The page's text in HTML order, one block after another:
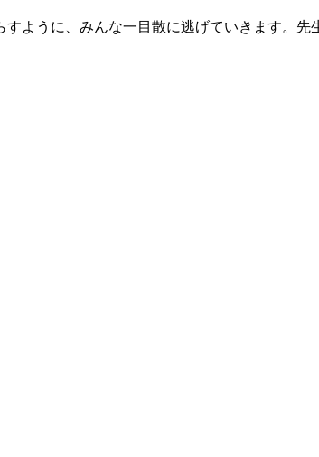
ように、みんな一目散に逃げていきます。先